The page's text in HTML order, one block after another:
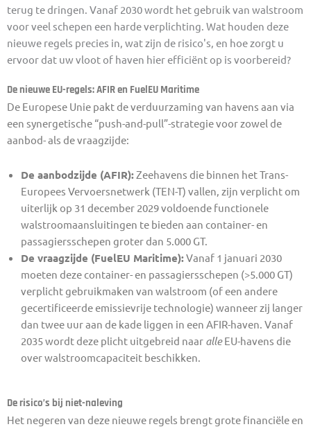
terug te dringen. Vanaf 2030 wordt het gebruik van walstroom
voor veel schepen een harde verplichting. Wat houden deze
nieuwe regels precies in, wat zijn de risico's, en hoe zorgt u
ervoor dat uw vloot of haven hier efficiënt op is voorbereid?
De nieuwe EU-regels: AFIR en FuelEU Maritime
De Europese Unie pakt de verduurzaming van havens aan via
een synergetische “push-and-pull”-strategie voor zowel de
aanbod- als de vraagzijde:
De aanbodzijde (AFIR):Zeehavens die binnen het Trans-
Europees Vervoersnetwerk (TEN-T) vallen, zijn verplicht om
uiterlijk op 31 december 2029 voldoende functionele
walstroomaansluitingen te bieden aan container- en
passagiersschepen groter dan 5.000 GT.
De vraagzijde (FuelEU Maritime):Vanaf 1 januari 2030
moeten deze container- en passagiersschepen (>5.000 GT)
verplicht gebruikmaken van walstroom (of een andere
gecertificeerde emissievrije technologie) wanneer zij langer
dan twee uur aan de kade liggen in een AFIR-haven. Vanaf
2035 wordt deze plicht uitgebreid naar alleEU-havens die
over walstroomcapaciteit beschikken.
De risico’s bij niet-naleving
Het negeren van deze nieuwe regels brengt grote financiële en